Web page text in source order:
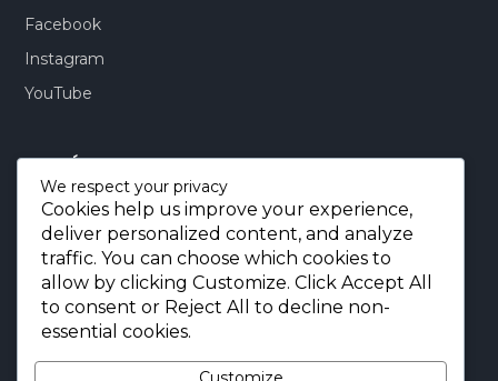
Facebook
Instagram
YouTube
CONTÁCTENOS:
Quito-Ecuador:+593 99 803 7777
Llamadas: +593 99 803 7777
Miami-USA: +1 (872) 295 6069
E-mail.:info@borjaimportaciones.com
We respect your privacy
Cookies help us improve your experience,
deliver personalized content, and analyze
traffic. You can choose which cookies to
allow by clicking Customize. Click Accept All
to consent or Reject All
to decline non-
essential cookies.